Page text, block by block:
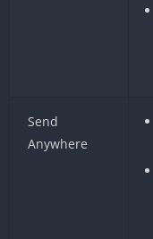
Send
Anywhere